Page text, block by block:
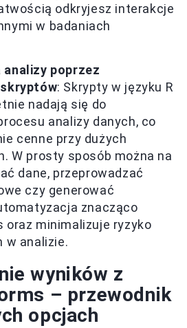
odkryjesz interakcje
w badaniach
poprzez
: Skrypty w języku R
nadają się do
analizy danych, co
cenne przy dużych
W prosty sposób można na
dane, przeprowadzać
czy generować
znacząco
oraz minimalizuje ryzyko
w analizie.
wyników z
– przewodnik
opcjach